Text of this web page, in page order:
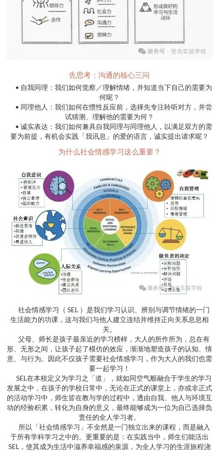
先思考：沟通的核心三问
• 自我同理：我们如何觉察／理解情绪，并知道当下自己的需要为
何呢？
• 同理他人：我们如何在惯性反应前，选择先专注聆听对方，并尝
试猜测、理解他的需要为何？
• 诚实表达：我们如何兼具自我同理与同理他人，以满足双方的需
要为前提，有机会实践「我讯息」的爱的语言，诚实提出请求呢？
为什么社会情感学习这么重要？
社会情感学习（ SEL ）是我们学习认识、辨别与调节情绪的一门
生活能力的功课，这与我们与他人建立连结并维持正向关系息息相
关。
父母、师长是孩子最亲近的学习榜样，大人的所作所为，总在有
形、无形之间，让孩子起了模仿的效应，渐渐地塑造孩子的认知、情
意、与行为。因此不仅孩子需要社会情感学习，作为大人的我们也需
要一起学习！
SEL在本校定义为学习之「道」，就如同空气般融合于学生的学习
发展之中，在孩子的学校日常中，无论在正式的课堂上，亦或非正式
的活动学习中，师生皆在教与学的过程中，透由自我、他人与环境互
动的经验积累，转化为自身的意义，最终能够成为一位为自己选择负
责任的全人学习者。
所以「社会情感学习」不全然是一门独立出来的课程，而是融入
于所有学科学习之中的。更重要的是：在实践当中，师生们能活出
SEL，使其成为生活中滋养幸福感的泉源，为全人学习的生涯旅程浇